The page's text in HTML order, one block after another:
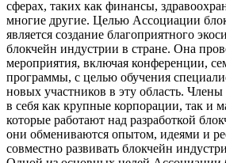
сферах, таких как финансы,
многие другие. Целью Ассоциации
является создание благоприятного
блокчейн индустрии в стране. Она
мероприятия, включая конференции,
программы, с целью обучения
новых участников в эту область.
в себя как крупные корпорации, так и
которые работают над разработкой
они обмениваются опытом, идеями и
совместно развивать блокчейн